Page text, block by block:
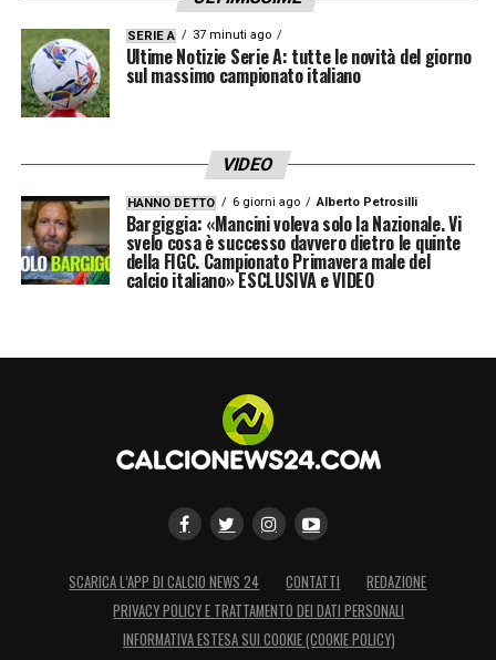
SERIE A 37 minuti ago
Ultime Notizie Serie A: tutte le novità del giorno
sul massimo campionato italiano
VIDEO
HANNO DETTO 6 giorni ago Alberto Petrosilli
Bargiggia: «Mancini voleva solo la Nazionale. Vi
svelo cosa è successo davvero dietro le quinte
della FIGC. Campionato Primavera male del
calcio italiano» ESCLUSIVA e VIDEO
SCARICA L’APP DI CALCIO NEWS 24 CONTATTI
REDAZIONE
PRIVACY POLICY E TRATTAMENTO DEI DATI PERSONALI
INFORMATIVA ESTESA SUI COOKIE (COOKIE POLICY)